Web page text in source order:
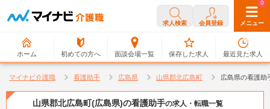
求人検索 会員登録 メニュー
ホーム 初めての方へ 面談会場一覧
0
保存した求人
0
最近見た求人
マイナビ介護職 看護助手 広島県 山県郡北広島町 広島県の看護助
山県郡北広島町(広島県)の看護助手の求人・転職一覧